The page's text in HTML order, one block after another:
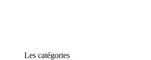
Les catégories